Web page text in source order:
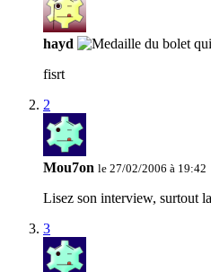
hayd
fisrt
2
Mou7on le 27/02/2006 à 19:42
Lisez son interview, surtout
3